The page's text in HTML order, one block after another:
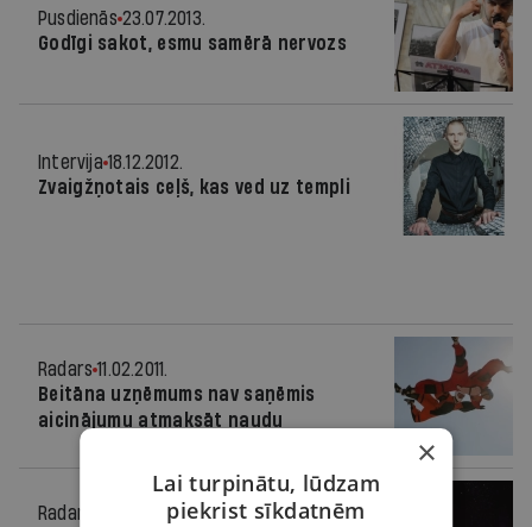
Pusdienās 23.07.2013.
Godīgi sakot, esmu samērā nervozs
Intervija 18.12.2012.
Zvaigžņotais ceļš, kas ved uz templi
Radars 11.02.2011.
Beitāna uzņēmums nav saņēmis
aicinājumu atmaksāt naudu
Radars
26.01.2011.
×
Lai turpinātu, lūdzam
piekrist sīkdatnēm